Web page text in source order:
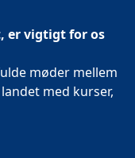
er vigtigt for os
møder mellem
med kurser,